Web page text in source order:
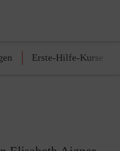
Erste-Hilfe-Kurse